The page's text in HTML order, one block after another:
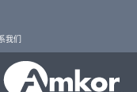
我们